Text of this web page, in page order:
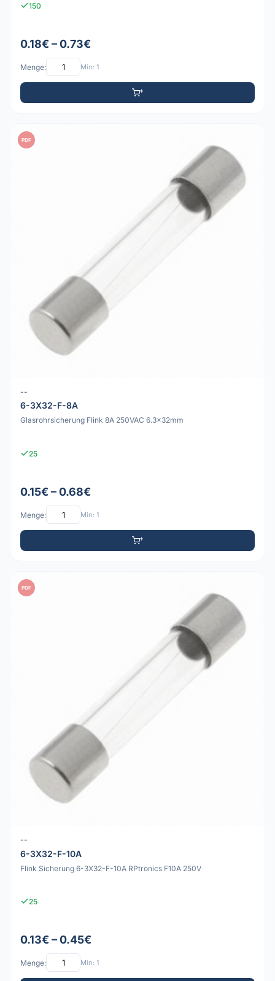
150
0.18€ – 0.73€
Menge: Min: 1
PDF
--
6-3X32-F-8A
Glasrohrsicherung Flink 8A 250VAC 6.3x32mm
25
0.15€ – 0.68€
Menge: Min: 1
PDF
--
6-3X32-F-10A
Flink Sicherung 6-3X32-F-10A RPtronics F10A 250V
25
0.13€ – 0.45€
Menge: Min: 1